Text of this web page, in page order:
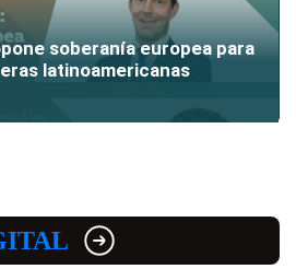
soberanía europea para
latinoamericanas